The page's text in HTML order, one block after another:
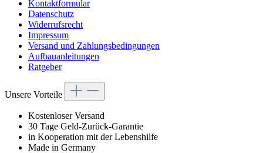
Kontaktformular
Datenschutz
Widerrufsrecht
Impressum
Versand und Zahlungsbedingungen
Aufbauanleitungen
Ratgeber
Unsere Vorteile
Kostenloser Versand
30 Tage Geld-Zurück-Garantie
in Kooperation mit der Lebenshilfe
Made in Germany